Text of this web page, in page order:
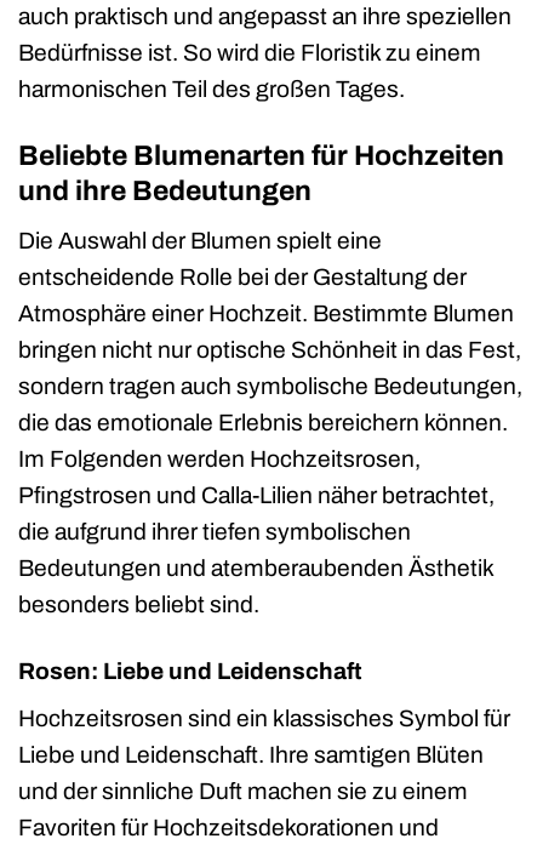
auch praktisch und angepasst an ihre speziellen
Bedürfnisse ist. So wird die Floristik zu einem
harmonischen Teil des großen Tages.
Beliebte Blumenarten für Hochzeiten
und ihre Bedeutungen
Die Auswahl der Blumen spielt eine
entscheidende Rolle bei der Gestaltung der
Atmosphäre einer Hochzeit. Bestimmte Blumen
bringen nicht nur optische Schönheit in das Fest,
sondern tragen auch symbolische Bedeutungen,
die das emotionale Erlebnis bereichern können.
Im Folgenden werden Hochzeitsrosen,
Pfingstrosen und Calla-Lilien näher betrachtet,
die aufgrund ihrer tiefen symbolischen
Bedeutungen und atemberaubenden Ästhetik
besonders beliebt sind.
Rosen: Liebe und Leidenschaft
Hochzeitsrosen sind ein klassisches Symbol für
Liebe und Leidenschaft. Ihre samtigen Blüten
und der sinnliche Duft machen sie zu einem
Favoriten für Hochzeitsdekorationen und